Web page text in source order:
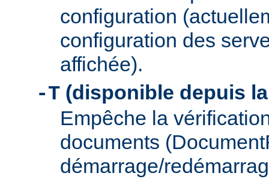
configuration
configuration des
affichée).
-T (disponible depuis
Empêche la
documents
démarrage/